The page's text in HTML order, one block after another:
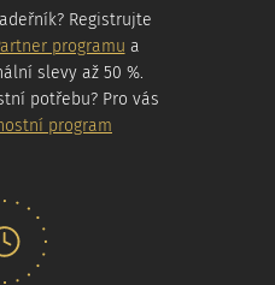
Registrujte
programu a
slevy až 50 %.
potřebu? Pro vás
program